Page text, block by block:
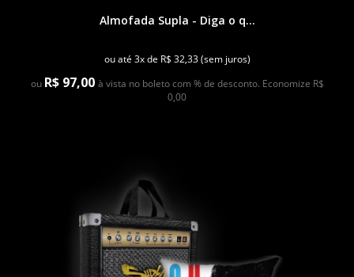
Almofada Supla - Diga o q...
ou até 3x de R$ 32,33 (sem juros)
ou R$ 97,00 à vista no boleto com % de desconto. Economize R$
0,00